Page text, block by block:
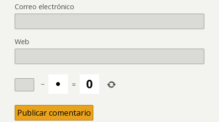
Correo electrónico
Web
− =